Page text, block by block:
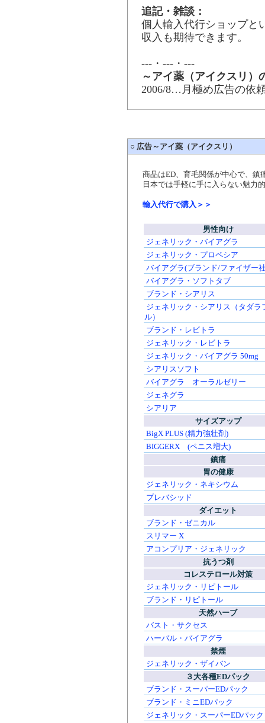
追記・雑談：
個人輸入代行ショップと
収入も期待できます。
---・---・---
～アイ薬（アイクスリ）
2006/8…月極め広告の依
○ 広告～アイ薬（アイクスリ）
商品はED、育毛関係が中心で、鎮
日本では手軽に手に入らない魅力
輸入代行で購入＞＞
男性向け
ジェネリック・バイアグラ
ジェネリック・プロペシア
バイアグラ(ブランド/ファイザー
バイアグラ・ソフトタブ
ブランド・シアリス
ジェネリック・シアリス（タダラ
ル）
ブランド・レビトラ
ジェネリック・レビトラ
ジェネリック・バイアグラ 50mg
シアリスソフト
バイアグラ オーラルゼリー
ジェネグラ
シアリア
サイズアップ
BigX PLUS (精力強壮剤)
BIGGERX (ペニス増大)
鎮痛
胃の健康
ジェネリック・ネキシウム
プレバシッド
ダイエット
ブランド・ゼニカル
スリマー X
アコンプリア・ジェネリック
抗うつ剤
コレステロール対策
ジェネリック・リピトール
ブランド・リピトール
天然ハーブ
バスト・サクセス
ハーバル・バイアグラ
禁煙
ジェネリック・ザイバン
３大各種EDパック
ブランド・スーパーEDパック
ブランド・ミニEDパック
ジェネリック・スーパーEDパック